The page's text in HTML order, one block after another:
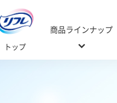
トップ
商品ラインナップ